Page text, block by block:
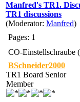
Manfred's TR1.
TR1 discussions
(Moderator: Manfred)
Pages: 1
CO-Einstellschraube
BSchneider2000
TR1 Board Senior
Member